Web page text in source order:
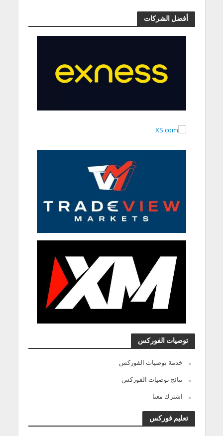
أفضل الشركات
توصيات الفوركس
خدمة توصيات الفوركس
نتائج توصيات الفوركس
اشترك معنا
تعليم فوركس